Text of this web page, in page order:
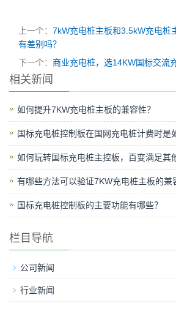
上一个： 7kW充电桩主板和3.5kW充电桩
有差别吗？
下一个： 商业充电桩，选14KW国标交流
相关新闻
如何提升7KW充电桩主板的兼容性？
国标充电桩控制板在国网充电桩计费时是
如何玩转国标充电桩主控板，百变满足其
有哪些方法可以验证7KW充电桩主板的兼
国标充电桩控制板的主要功能有哪些？
栏目导航
公司新闻
行业新闻